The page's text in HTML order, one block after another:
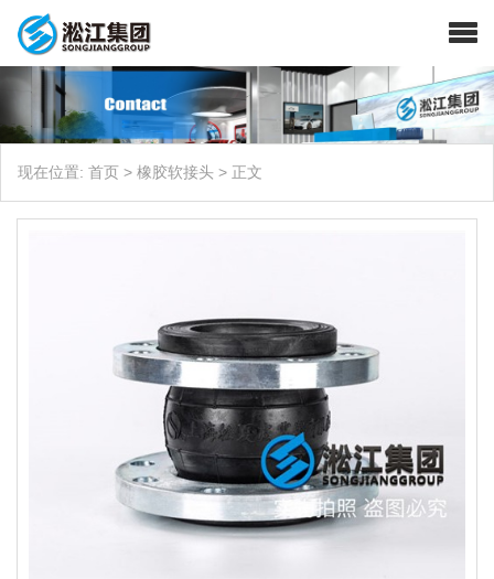
现在位置: 首页 > 橡胶软接头 > 正文